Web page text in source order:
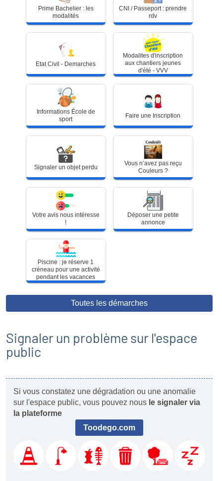
Prime
Bachelier
:
les
modalités
Prime Bachelier : les
modalités
CNI
/
Passeport
:
prendre
rdv
CNI / Passeport : prendre
rdv
Etat
Civil
-
Demarches
Etat Civil - Demarches
Modalites
d'inscription
aux
chantiers
jeunes
d'été
VVV
Modalites d'inscription
aux chantiers jeunes
d'été - VVV
Informations
École
de
sport
Informations École de
sport
Faire
une
Inscription
Faire une Inscription
Signaler
un
objet
perdu
Signaler un objet perdu
Vous
n’avez
pas
reçu
Couleurs
?
Vous n’avez pas reçu
Couleurs ?
Votre
avis
nous
intéresse
!
Votre avis nous intéresse
!
Déposer
une
petite
Déposer une petite
annonce
Piscine
:
je
créneau
activité
pendant
Piscine : je réserve 1
créneau pour une activité
pendant les vacances
Toutes les démarches
Signaler un problème sur l'espace
public
Si vous constatez une dégradation ou une anomalie
sur l'espace public, vous pouvez nous le signaler via
la plateforme
Toodego.com